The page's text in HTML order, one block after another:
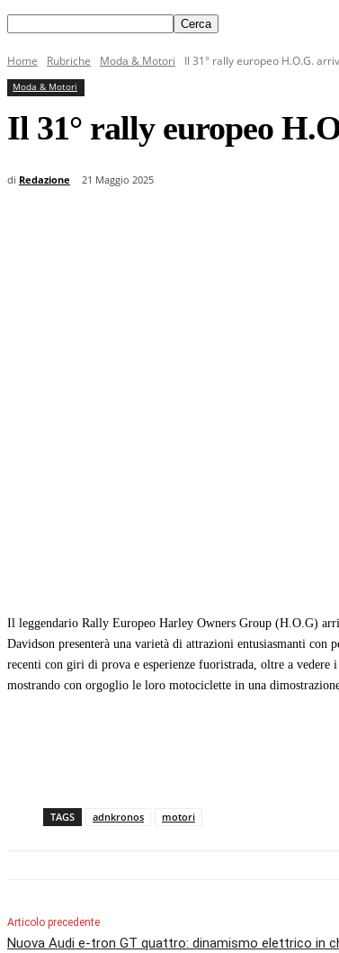
Home Rubriche Moda & Motori Il 31° rally europeo H.O.G.
Moda & Motori
Il 31° rally europeo
di Redazione 21 Maggio 2025
Il leggendario Rally Europeo Harley Owners Group (H.O.G)
Davidson presenterà una varietà di attrazioni entusiasmanti
recenti con giri di prova e esperienze fuoristrada, oltre a
mostrando con orgoglio le loro motociclette in una
TAGS adnkronos motori
Articolo precedente
Nuova Audi e-tron GT quattro: dinamismo elettrico in